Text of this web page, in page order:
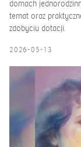
domach
temat oraz
zdobyciu dotacji.
2026-05-13